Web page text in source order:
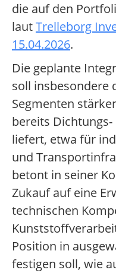
die auf den
lautTrelleborg
15.04.2026.
Die geplante
soll insbesondere
Segmenten
bereits
liefert, etwa für
und
betont in seiner
Zukauf auf eine
technischen
Position in
festigen soll, wie